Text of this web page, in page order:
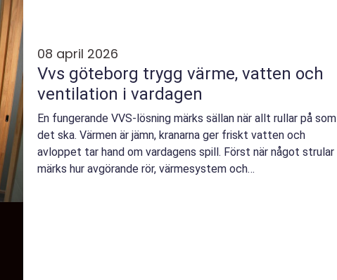
08 april 2026
Vvs göteborg trygg värme, vatten och
ventilation i vardagen
En fungerande VVS-lösning märks sällan när allt rullar på som
det ska. Värmen är jämn, kranarna ger friskt vatten och
avloppet tar hand om vardagens spill. Först när något strular
märks hur avgörande rör, värmesystem och